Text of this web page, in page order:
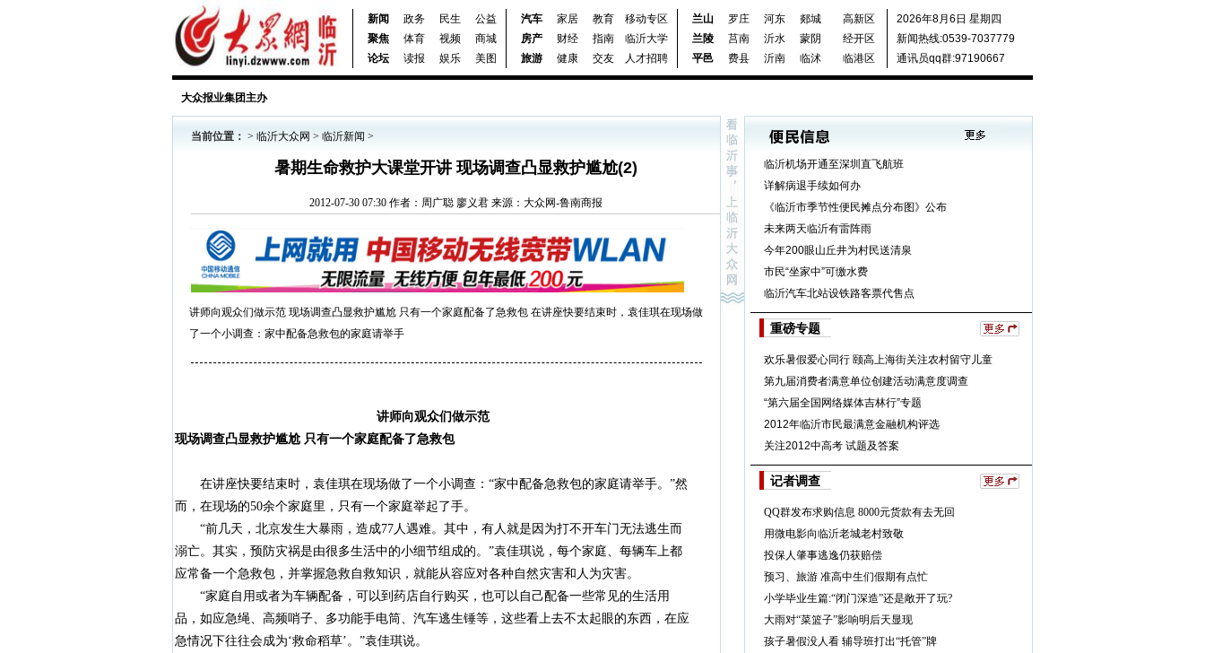
新闻 政务 民生
公益
聚焦
体育 视频
商城
论坛
读报 娱乐 美图
汽车 家居 教育
移动专区
房产
财经 指南
临沂大学
旅游
健康 交友 人才招聘
兰山 罗庄 河东 郯城
高新区
兰陵
莒南 沂水 蒙阴
经开区
平邑
费县 沂南 临沭 临港区
2026年8月6日 星期四
新闻热线:0539-7037779
通讯员qq群:97190667
大众报业集团主办
当前位置： > 临沂大众网 > 临沂新闻 >
暑期生命救护大课堂开讲 现场调查凸显救护尴尬(2)
2012-07-30 07:30 作者：周广聪 廖义君 来源：大众网-鲁南商报
讲师向观众们做示范 现场调查凸显救护尴尬 只有一个家庭配备了急救包 在讲座快要结束时，袁佳琪在现场做
了一个小调查：家中配备急救包的家庭请举手
讲师向观众们做示范
现场调查凸显救护尴尬 只有一个家庭配备了急救包
在讲座快要结束时，袁佳琪在现场做了一个小调查：“家中配备急救包的家庭请举手。”然
而，在现场的50余个家庭里，只有一个家庭举起了手。
“前几天，北京发生大暴雨，造成77人遇难。其中，有人就是因为打不开车门无法逃生而
溺亡。其实，预防灾祸是由很多生活中的小细节组成的。”袁佳琪说，每个家庭、每辆车上都
应常备一个急救包，并掌握急救自救知识，就能从容应对各种自然灾害和人为灾害。
“家庭自用或者为车辆配备，可以到药店自行购买，也可以自己配备一些常见的生活用
品，如应急绳、高频哨子、多功能手电筒、汽车逃生锤等，这些看上去不太起眼的东西，在应
急情况下往往会成为‘救命稻草’。”袁佳琪说。
临沂机场开通至深圳直飞航班
详解病退手续如何办
《临沂市季节性便民摊点分布图》公布
未来两天临沂有雷阵雨
今年200眼山丘井为村民送清泉
市民“坐家中”可缴水费
临沂汽车北站设铁路客票代售点
重磅专题
欢乐暑假爱心同行 颐高上海街关注农村留守儿童
第九届消费者满意单位创建活动满意度调查
“第六届全国网络媒体吉林行”专题
2012年临沂市民最满意金融机构评选
关注2012中高考 试题及答案
记者调查
QQ群发布求购信息 8000元货款有去无回
用微电影向临沂老城老村致敬
投保人肇事逃逸仍获赔偿
预习、旅游 准高中生们假期有点忙
小学毕业生篇:“闭门深造”还是敞开了玩?
大雨对“菜篮子”影响明后天显现
孩子暑假没人看 辅导班打出“托管”牌